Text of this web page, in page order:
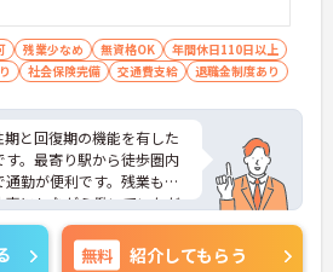
残業少なめ 無資格OK
年間休日110日以上
社会保険完備 交通費支給 退職金制度あり
と回復期の機能を有した
。最寄り駅から徒歩圏内
勤が便利です。残業もほ
にしながら働いていただ
もご興味をもたれました
い。
無料 紹介してもらう